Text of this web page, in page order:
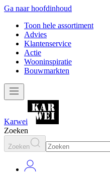
Ga naar hoofdinhoud
Toon hele assortiment
Advies
Klantenservice
Actie
Wooninspiratie
Bouwmarkten
Karwei
Zoeken
Zoeken